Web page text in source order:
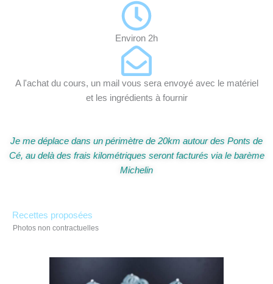
Environ 2h
A l'achat du cours, un mail vous sera envoyé avec le matériel
et les ingrédients à fournir
Je me déplace dans un périmètre de 20km autour des Ponts de
Cé, au delà des frais kilométriques seront facturés via le barème
Michelin
Recettes proposées
Photos non contractuelles